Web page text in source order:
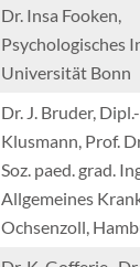
Dr. Insa Fooken,
Psychologisches
Universität Bonn
Dr. J. Bruder,
Klusmann, Prof.
Soz. paed. grad.
Allgemeines
Ochsenzoll,